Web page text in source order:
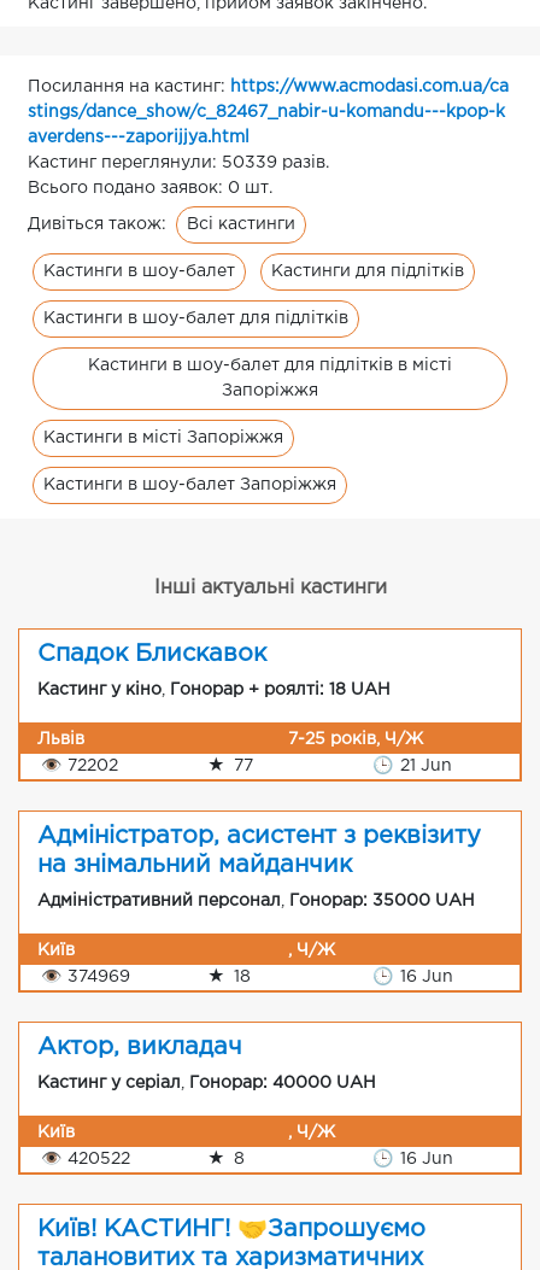
Кастинг завершено, прийом заявок закінчено.
Посилання на кастинг: https://www.acmodasi.com.ua/ca
stings/dance_show/c_82467_nabir-u-komandu---kpop-k
averdens---zaporijjya.html
Кастинг переглянули: 50339 разів.
Всього подано заявок: 0 шт.
Дивіться також: Всі кастинги
Кастинги в шоу-балет Кастинги для підлітків
Кастинги в шоу-балет для підлітків
Кастинги в шоу-балет для підлітків в місті
Запоріжжя
Кастинги в місті Запоріжжя
Кастинги в шоу-балет Запоріжжя
Інші актуальні кастинги
Спадок Блискавок
Кастинг у кіно Гонорар + роялті: 18 UAH
Львів
7-25 років, Ч/Ж
👁
72202 ★ 77 🕒 21 Jun
Адміністратор, асистент з реквізиту
на знімальний майданчик
Адміністративний персонал Гонорар: 35000 UAH
Київ
, Ч/Ж
👁 374969 ★ 18 🕒 16 Jun
Актор, викладач
Кастинг у серіал Гонорар: 40000 UAH
Київ
, Ч/Ж
👁 420522 ★ 8 🕒 16 Jun
Київ! КАСТИНГ! 🤝Запрошуємо
талановитих та харизматичних